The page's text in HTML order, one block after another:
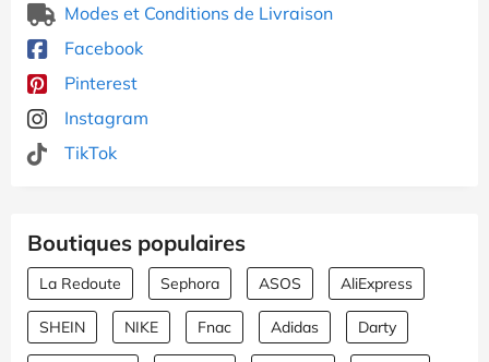
Modes et Conditions de Livraison
Facebook
Pinterest
Instagram
TikTok
Boutiques populaires
La Redoute Sephora ASOS AliExpress
SHEIN NIKE Fnac Adidas Darty